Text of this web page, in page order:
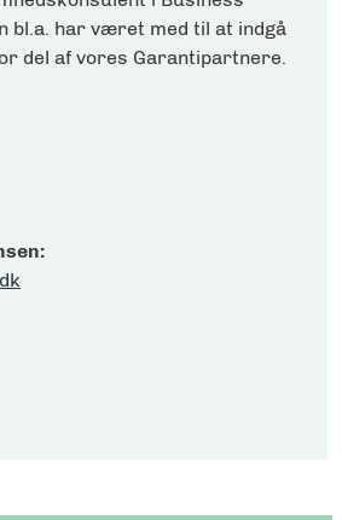
bl.a. har været med til at indgå
del af vores Garantipartnere.